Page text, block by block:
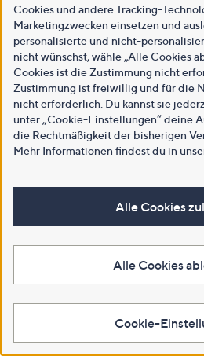
Cookies und andere Tracking-
Marketingzwecken einsetzen und
personalisierte und nicht-
nicht wünschst, wähle „Alle Cookies
Cookies ist die Zustimmung nicht
Zustimmung ist freiwillig und für die
nicht erforderlich. Du kannst sie
unter „Cookie-Einstellungen“ deine
die Rechtmäßigkeit der bisherigen
Mehr Informationen findest du in
Alle Cookies
Alle Cookies
Cookie-